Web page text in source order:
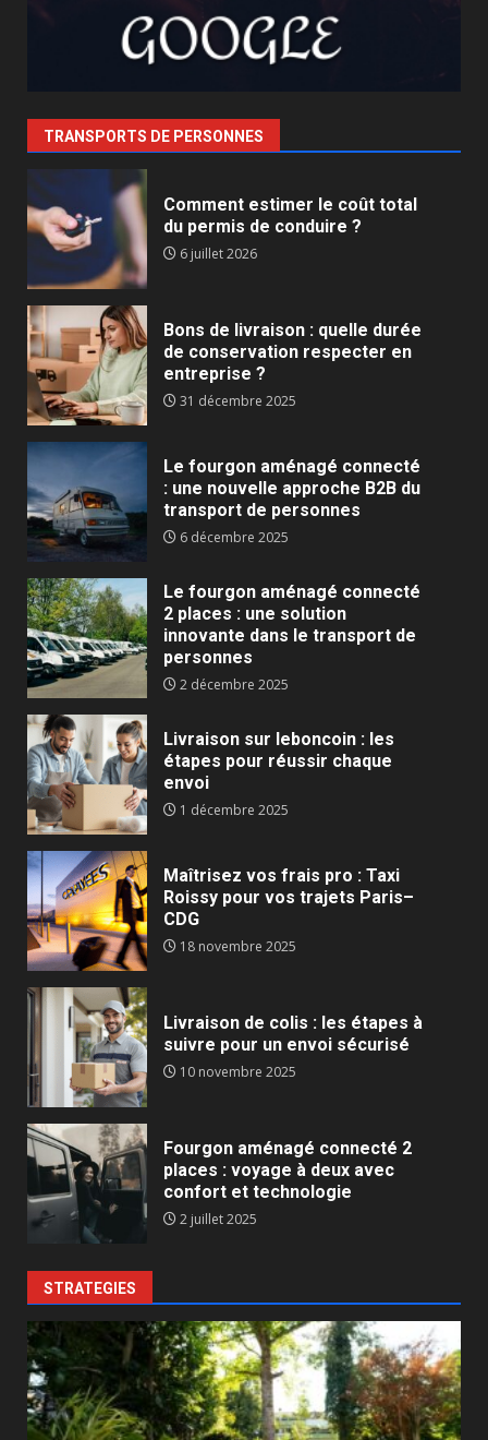
TRANSPORTS DE PERSONNES
Comment estimer le coût total
du permis de conduire ?
6 juillet 2026
Bons de livraison : quelle durée
de conservation respecter en
entreprise ?
31 décembre 2025
Le fourgon aménagé connecté
: une nouvelle approche B2B du
transport de personnes
6 décembre 2025
Le fourgon aménagé connecté
2 places : une solution
innovante dans le transport de
personnes
2 décembre 2025
Livraison sur leboncoin : les
étapes pour réussir chaque
envoi
1 décembre 2025
Maîtrisez vos frais pro : Taxi
Roissy pour vos trajets Paris–
CDG
18 novembre 2025
Livraison de colis : les étapes à
suivre pour un envoi sécurisé
10 novembre 2025
Fourgon aménagé connecté 2
places : voyage à deux avec
confort et technologie
2 juillet 2025
STRATEGIES